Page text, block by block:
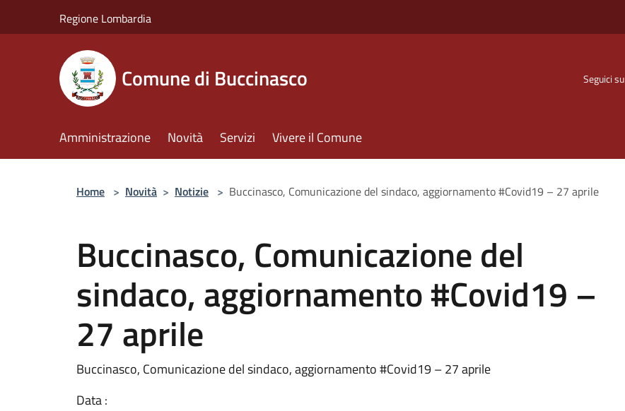
Regione Lombardia
Comune di Buccinasco Seguici su
Amministrazione Novità Servizi Vivere il Comune
Home > Novità > Notizie > Buccinasco, Comunicazione del sindaco, aggiornamento #Covid19 – 27 aprile
Buccinasco, Comunicazione del
sindaco, aggiornamento #Covid19 –
27 aprile
Buccinasco, Comunicazione del sindaco, aggiornamento #Covid19 – 27 aprile
Data :